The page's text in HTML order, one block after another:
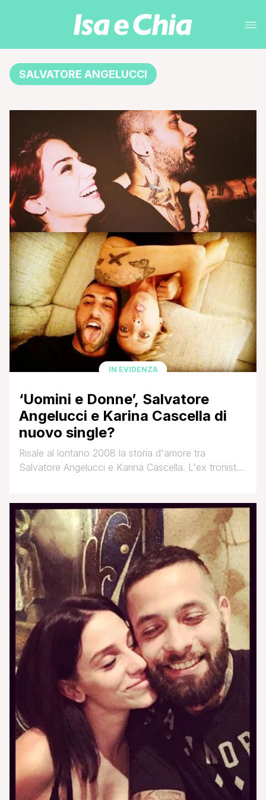
SALVATORE ANGELUCCI
IN EVIDENZA
‘Uomini e Donne’, Salvatore
Angelucci e Karina Cascella di
nuovo single?
Risale al lontano 2008 la storia d'amore tra
Salvatore Angelucci e Karina Cascella. L'ex tronista
Filippi e, dopo una grandissima amicizia, si sono
riscoperti innamorati. Il loro legame, però, non è
stato destinato a durare molto, ma ha [']